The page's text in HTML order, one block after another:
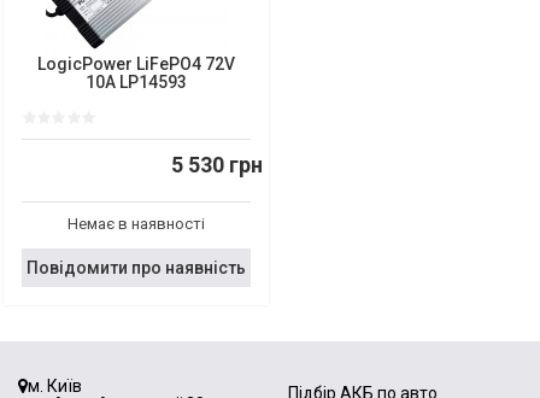
LogicPower LiFePO4 72V
10A LP14593
5 530 грн
Немає в наявності
Повідомити про наявність
м. Київ
Підбір АКБ по авто